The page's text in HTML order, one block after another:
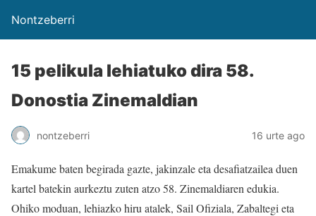
Nontzeberri
15 pelikula lehiatuko dira 58.
Donostia Zinemaldian
nontzeberri 16 urte ago
Emakume baten begirada gazte, jakinzale eta desafiatzailea duen
kartel batekin aurkeztu zuten atzo 58. Zinemaldiaren edukia.
Ohiko moduan, lehiazko hiru atalek, Sail Ofiziala, Zabaltegi eta